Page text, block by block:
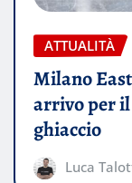
ATTUALITÀ
Milano
arrivo per
ghiaccio
Luca